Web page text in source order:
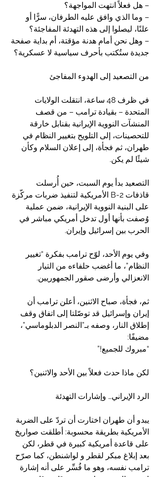
– هل فعلاً انتهت المواجهة؟
– وما الذي وافق عليه الطرفان، سرًّا أو
علنًا، ليصلوا إلى هذه التهدئة المفاجئة؟
– وهل نحن أمام هدنة مؤقتة، أم بداية صفحة
جديدة ستُكتب بأحرف سياسية لا عسكرية؟
من التصعيد إلى الهدوء المفاجئ
في ظرف 48 ساعة، انتقلت الولايات
المتحدة – بقيادة ترامب – من قصف
المنشآت النووية الإيرانية بقنابل خارقة
للتحصينات، إلى التلويح بتغيير النظام في
طهران، ثم فجأة، إلى إعلان السلام وكأن
شيئًا لم يكن.
التصعيد بدأ يوم السبت، حين أُرسلت
قاذفات B-2 الأمريكية لتنفيذ ضربات مركّزة
على البنية النووية الإيرانية، ضمن عملية
وُصفت بأنها أول تدخل أمريكي مباشر في
الحرب بين إسرائيل وإيران.
وفي يوم الأحد، لوّح ترامب بفكرة “تغيير
النظام”، ما أغضب حلفاءه من التيار
الانعزالي وأرضى صقور الجمهوريين.
ثم، فجأة، صباح الاثنين، أعلن ترامب أن
إيران وإسرائيل قد توصّلتا إلى اتفاق وقف
إطلاق النار، وصفه بـ”النصر الدبلوماسي”،
مضيفًا:
“مبروك للجميع!”
لكن ماذا حدث فعلاً بين الأحد والاثنين؟
الرد الإيراني… وإشارات التهدئة
يبدو أن طهران اختارت أن تردّ على الضربة
الأمريكية بطريقة محسوبة: أطلقت صواريخ
على قاعدة أمريكية كبيرة في قطر، لكن
بعد إبلاغ مبكر لقطر و لواشنطن، كما صرّح
ترامب نفسه، وهو ما فُسِّر على أنه إشارة